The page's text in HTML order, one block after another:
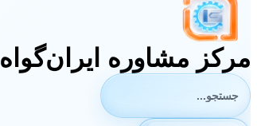
مرکز مشاوره ایران‌گواه
جستجوی: